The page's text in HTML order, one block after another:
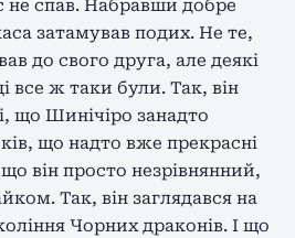
не спав. Набравши добре
затамував подих. Не те,
до свого друга, але деякі
все ж таки були. Так, він
що Шинічіро занадто
що надто вже прекрасні
він просто незрівнянний,
Так, він заглядався на
Чорних драконів. І що